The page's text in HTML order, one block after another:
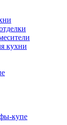
кухни
купе